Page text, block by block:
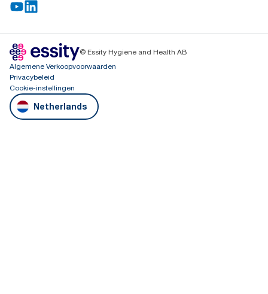
© Essity Hygiene and Health AB
Algemene Verkoopvoorwaarden
Privacybeleid
Cookie-instellingen
Netherlands